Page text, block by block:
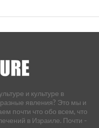
и культуре в
явления? Это мы и
почти что обо всем, что
в Израиле. Почти -